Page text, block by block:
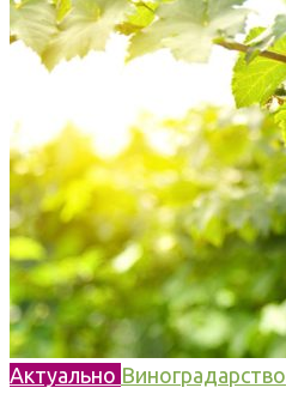
Актуально Виноградарство